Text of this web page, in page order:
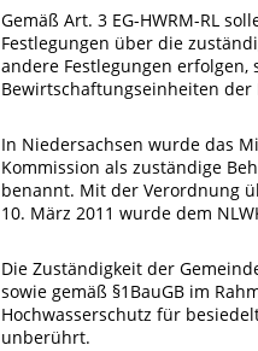
Gemäß Art. 3 EG-HWRM-RL
Festlegungen über die
andere Festlegungen
Bewirtschaftungseinheiten der
In Niedersachsen wurde das
Kommission als zuständige
benannt. Mit der Verordnung
10. März 2011 wurde dem
Die Zuständigkeit der
sowie gemäß §1BauGB im
Hochwasserschutz für
unberührt.